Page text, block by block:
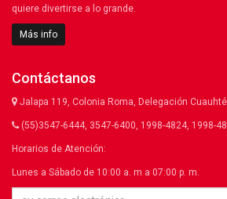
quiere divertirse a lo grande.
Más info
Contáctanos
Jalapa 119, Colonia Roma, Delegación
(55)3547-6444, 3547-6400, 1998-4824, 1998-
Horarios de Atención:
Lunes a Sábado de 10:00 a. m a 07:00 p. m.